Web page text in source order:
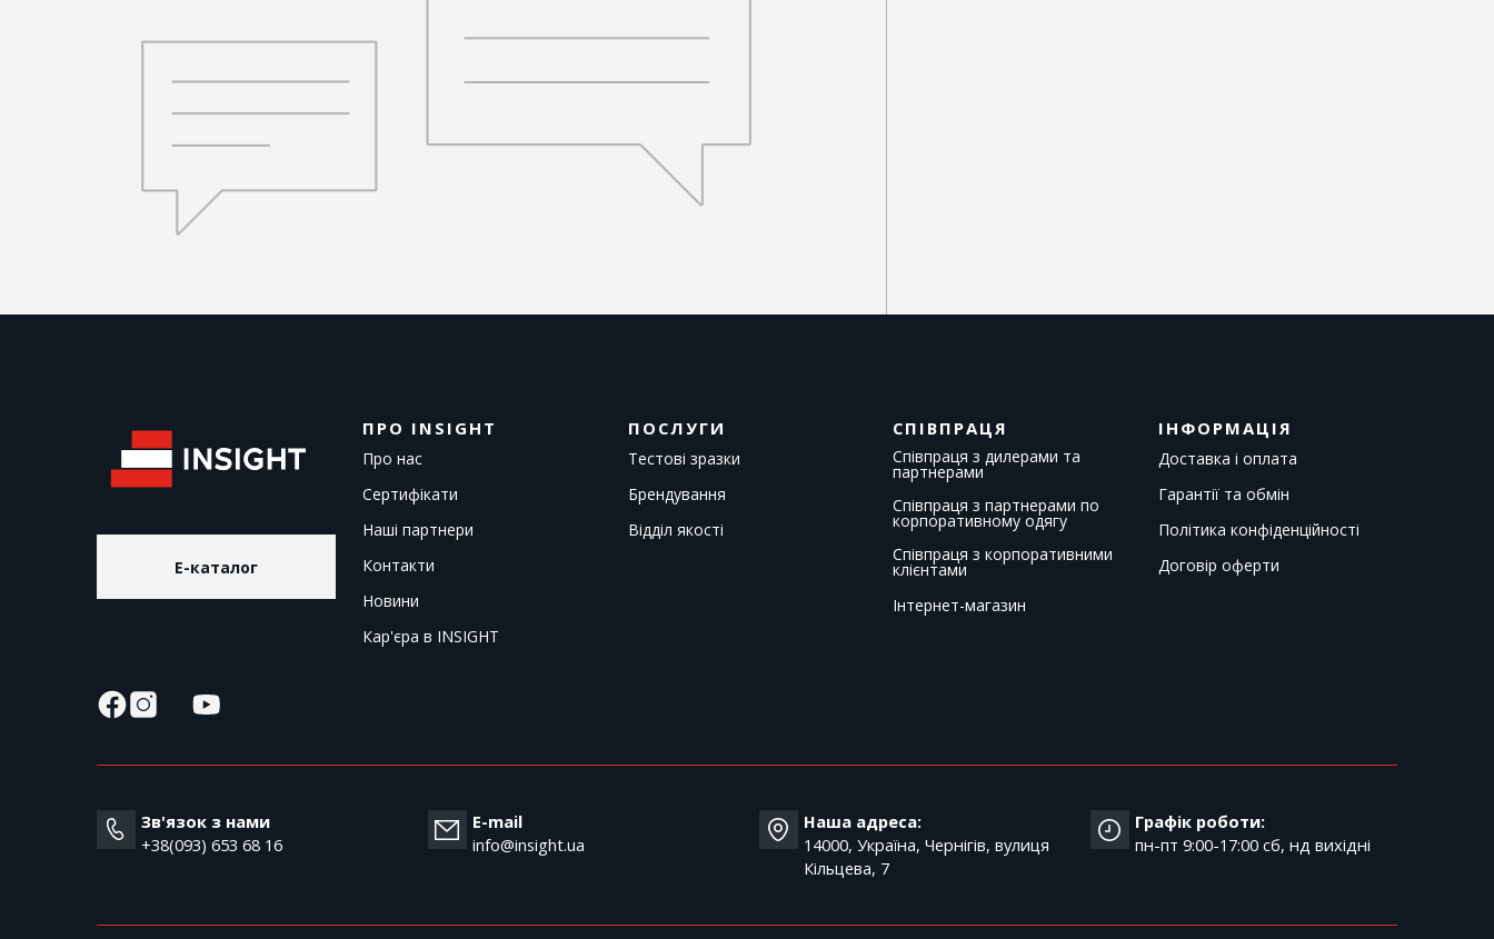
E-каталог
ПРО INSIGHT
Про нас
Сертифікати
Наші партнери
Контакти
Новини
Кар'єра в INSIGHT
ПОСЛУГИ
Тестові зразки
Брендування
Відділ якості
СПІВПРАЦЯ
Співпраця з дилерами та
партнерами
Співпраця з партнерами по
корпоративному одягу
Співпраця з корпоративними
клієнтами
Інтернет-магазин
ІНФОРМАЦІЯ
Доставка і оплата
Гарантії та обмін
Політика конфіденційності
Договір оферти
Зв'язок з нами
+38(093) 653 68 16
E-mail
info@insight.ua
Наша адреса:
14000, Україна, Чернігів, вулиця
Кільцева, 7
Графік роботи:
пн-пт 9:00-17:00 cб, нд вихідні